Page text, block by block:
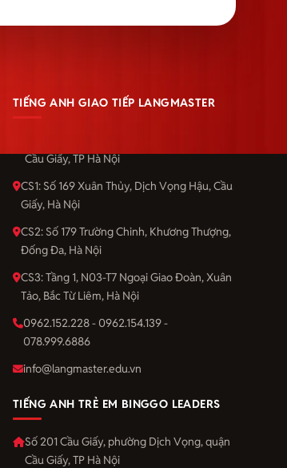
TIẾNG ANH GIAO TIẾP LANGMASTER
Cầu Giấy, TP Hà Nội
CS1: Số 169 Xuân Thủy, Dịch Vọng Hậu, Cầu
Giấy, Hà Nội
CS2: Số 179 Trường Chinh, Khương Thượng,
Đống Đa, Hà Nội
CS3: Tầng 1, N03-T7 Ngoại Giao Đoàn, Xuân
Tảo, Bắc Từ Liêm, Hà Nội
0962.152.228 - 0962.154.139 -
078.999.6886
info@langmaster.edu.vn
TIẾNG ANH TRẺ EM BINGGO LEADERS
Số 201 Cầu Giấy, phường Dịch Vọng, quận
Cầu Giấy, TP Hà Nội